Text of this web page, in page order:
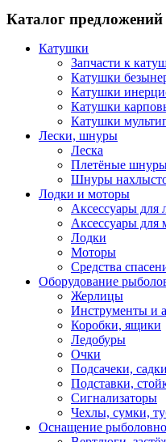
Каталог предложений
Катушки
Запчасти к
Катушки
Катушки
Катушки
Катушки
Лески, шнуры
Леска
Плетёные
Шнуры
Лодки и моторы
Аксессуары для
Аксессуары для
Лодки
Моторы
Средства
Оборудование
Жерлицы
Инструменты и
Коробки, ящики
Ледобуры
Очки
Подсачеки,
Подставки,
Сигнализаторы
Чехлы, сумки,
Оснащение